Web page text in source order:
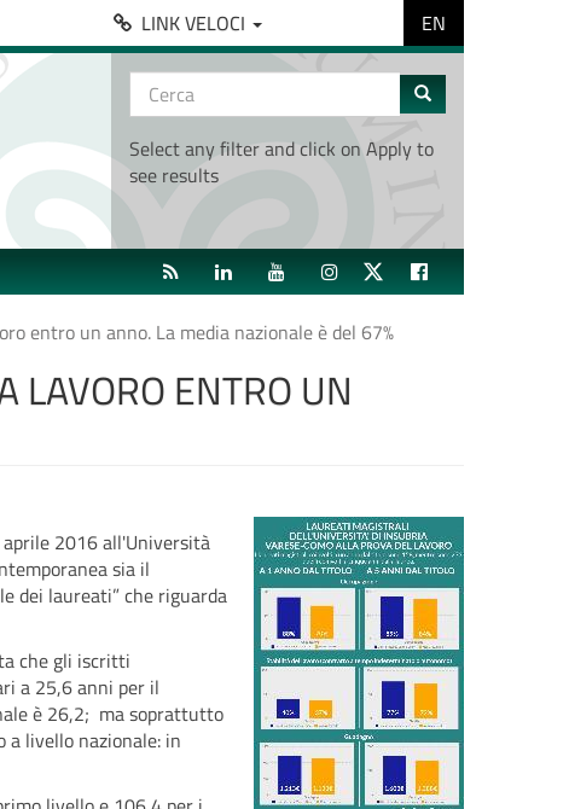
LINK VELOCI EN
Form
di
ricerca
Select any filter and click on Apply to
see results
TWITTER
INSTAGRAM
YOUTUBE
LINKEDIN
entro un anno. La media nazionale è del 67%
LAVORO ENTRO UN
2016 all'Università
sia il
dei laureati” che riguarda
che gli iscritti
a 25,6 anni per il
è 26,2; ma soprattutto
livello nazionale: in